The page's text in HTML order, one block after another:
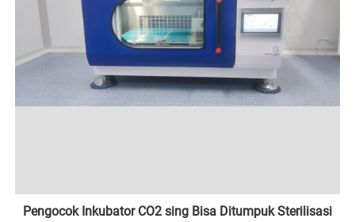
Pengocok Inkubator CO2 sing Bisa Ditumpuk Sterilisasi